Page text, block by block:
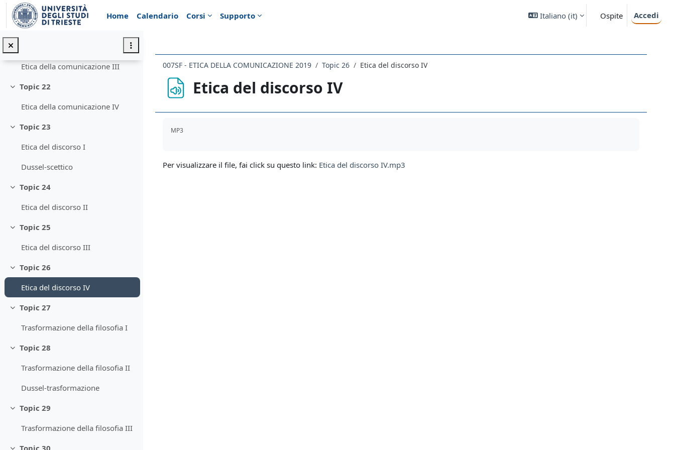
Vai al contenuto principale
Home
Calendario Corsi Supporto Italiano ‎(it)‎ Ospite Accedi
Etica della comunicazione II
Argomentare
Minimizza
Etica della comunicazione III
Minimizza
Topic 22
Etica della comunicazione IV
Minimizza
Topic 23
Etica del discorso I
Dussel-scettico
Minimizza
Topic 24
Etica del discorso II
Minimizza
Topic 25
Etica del discorso III
Minimizza
Topic 26
Etica del discorso IV
Minimizza
Topic 27
Trasformazione della filosofia I
Minimizza
Topic 28
Trasformazione della filosofia II
Dussel-trasformazione
Minimizza
Topic 29
Trasformazione della filosofia III
007SF - ETICA DELLA COMUNICAZIONE 2019 Topic 26 Etica del discorso IV
Etica del discorso IV
MP3
Per visualizzare il file, fai click su questo link: Etica del discorso IV.mp3